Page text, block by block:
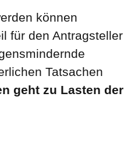
können
für den Antragsteller
Tatsachen
geht zu Lasten der